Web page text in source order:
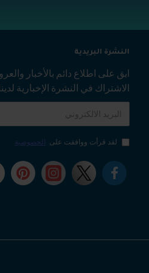
النشرة البريدية
ابق على اطلاع دائم بالأخبار
الاشتراك في النشرة الإخبارية
لقد قرأت ووافقت على الخصوصية